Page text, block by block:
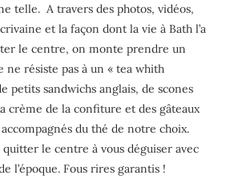
telle. A travers des photos, vidéos,
et la façon dont la vie à Bath l’a
le centre, on monte prendre un
ne résiste pas à un « tea whith
petits sandwichs anglais, de scones
crème de la confiture et des gâteaux
du thé de notre choix.
le centre à vous déguiser avec
l’époque. Fous rires garantis !